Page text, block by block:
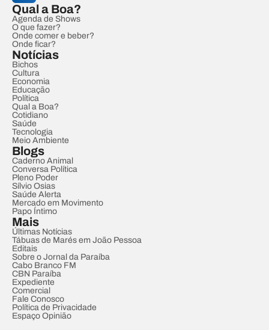
Qual a Boa?
Agenda de Shows
O que fazer?
Onde comer e beber?
Onde ficar?
Notícias
Bichos
Cultura
Economia
Educação
Política
Qual a Boa?
Cotidiano
Saúde
Tecnologia
Meio Ambiente
Blogs
Caderno Animal
Conversa Política
Pleno Poder
Sílvio Osias
Saúde Alerta
Mercado em Movimento
Papo Íntimo
Mais
Últimas Notícias
Tábuas de Marés em João Pessoa
Editais
Sobre o Jornal da Paraíba
Cabo Branco FM
CBN Paraíba
Expediente
Comercial
Fale Conosco
Política de Privacidade
Espaço Opinião